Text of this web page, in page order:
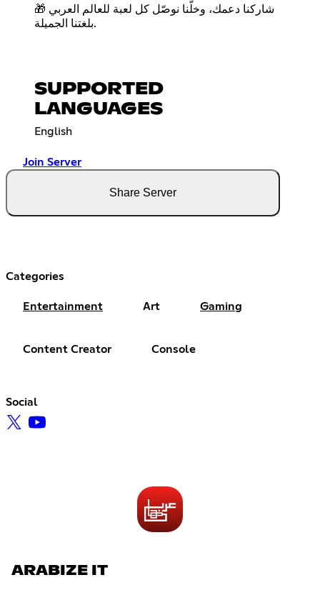
🎁 شاركنا دعمك، وخلّنا نوصّل كل لعبة للعالم العربي
بلغتنا الجميلة.
SUPPORTED
LANGUAGES
English
Join Server
Share Server
Categories
Entertainment Art Gaming
Content Creator Console
Social
ARABIZE IT